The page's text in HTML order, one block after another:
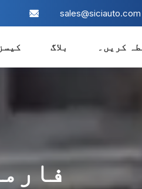
sales@siciauto.com
کیسز بلاگ کریں۔